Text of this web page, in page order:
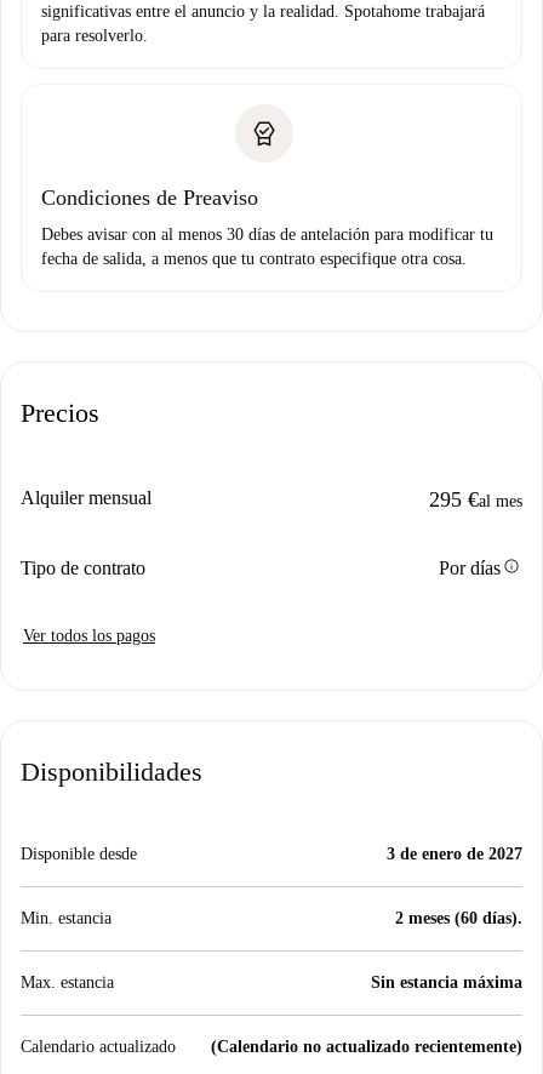
significativas entre el anuncio y la realidad. Spotahome trabajará
para resolverlo.
Condiciones de Preaviso
Debes avisar con al menos 30 días de antelación para modificar tu
fecha de salida, a menos que tu contrato especifique otra cosa.
Precios
Alquiler mensual 295 €al mes
Tipo de contrato Por díasinfo
Ver todos los pagos
Disponibilidades
Disponible desde 3 de enero de 2027
Min. estancia 2 meses (60 días).
Max. estancia Sin estancia máxima
Calendario actualizado (Calendario no actualizado recientemente)